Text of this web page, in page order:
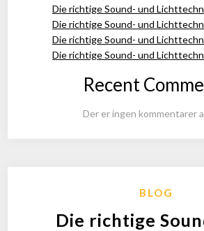
Die richtige Sound- und
Die richtige Sound- und
Die richtige Sound- und
Die richtige Sound- und
Recent
Der er ingen kommentarer
BLOG
Die richtige